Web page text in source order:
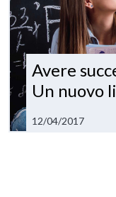
Avere
Un nuovo
12/04/2017